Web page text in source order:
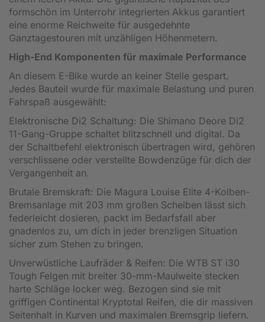
formschön im Unterrohr integrierten Akkus garantiert
eine enorme Reichweite für ausgedehnte
Ganztagestouren mit unzähligen Höhenmetern.
High-End Komponenten für maximale Performance
An diesem E-Bike wurde an keiner Stelle gespart.
Jedes Bauteil wurde für maximale Belastung und puren
Fahrspaß ausgewählt:
Elektronische Di2 Schaltung: Die Shimano Deore Di2
11-Gang-Gruppe schaltet blitzschnell und digital. Da
der Schaltbefehl elektronisch übertragen wird, gehören
verschlissene oder verstellte Bowdenzüge für dich der
Vergangenheit an.
Brutale Bremskraft: Die Magura Louise Elite 4-Kolben-
Bremsanlage mit 203 mm großen Scheiben lässt sich
federleicht dosieren, packt im Bedarfsfall aber
gnadenlos zu, um dich in jeder brenzligen Situation
sicher zum Stehen zu bringen.
Unverwüstliche Laufräder & Reifen: Die WTB ST i30
Tough Felgen mit breiter 30-mm-Maulweite stecken
harte Schläge locker weg. Bezogen sind sie mit
griffigen Continental Kryptotal Reifen, die dir massiven
Seitenhalt in Kurven und maximalen Bremsgrip liefern.